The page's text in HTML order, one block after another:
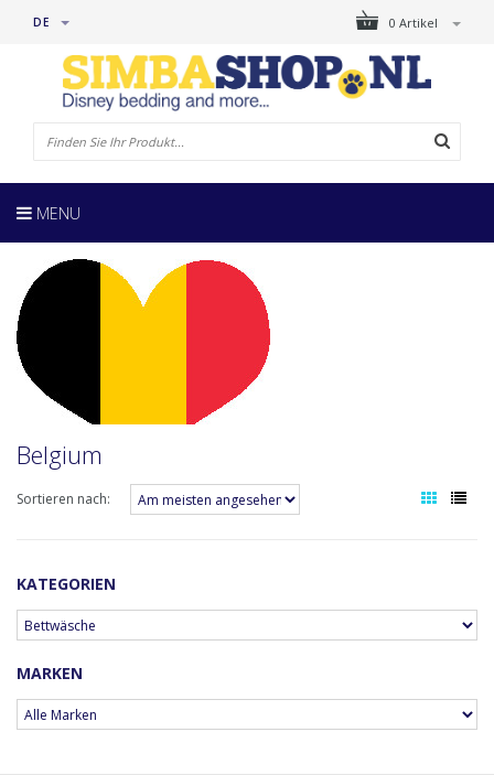
0 Artikel
DE
MENU
Belgium
Sortieren nach:
KATEGORIEN
MARKEN